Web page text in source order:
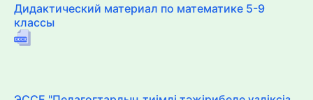
Дидактический материал по математике 5-9
классы